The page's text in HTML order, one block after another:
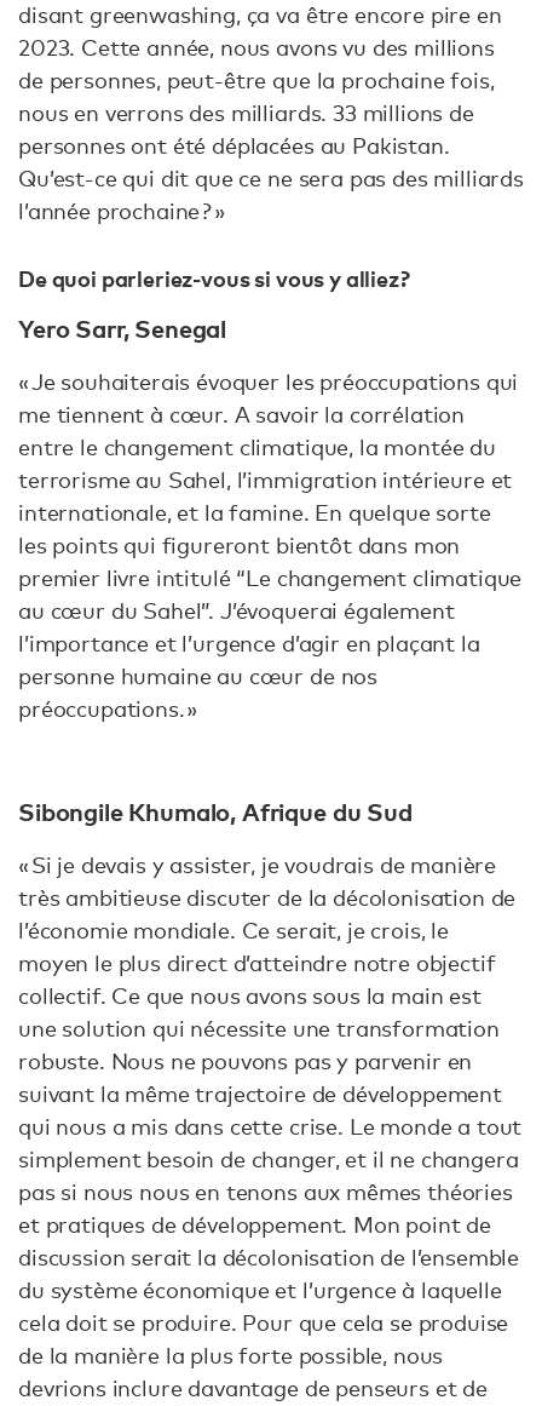
disant greenwashing, ça va être encore pire en
2023. Cette année, nous avons vu des millions
de personnes, peut-être que la prochaine fois,
nous en verrons des milliards. 33 millions de
personnes ont été déplacées au Pakistan.
Qu’est-ce qui dit que ce ne sera pas des milliards
l’année prochaine ? »
De quoi parleriez-vous si vous y alliez ?
Yero Sarr, Senegal
« Je souhaiterais évoquer les préoccupations qui
me tiennent à cœur. A savoir la corrélation
entre le changement climatique, la montée du
terrorisme au Sahel, l’immigration intérieure et
internationale, et la famine. En quelque sorte
les points qui figureront bientôt dans mon
premier livre intitulé “Le changement climatique
au cœur du Sahel”. J’évoquerai également
l’importance et l’urgence d’agir en plaçant la
personne humaine au cœur de nos
préoccupations. »
Sibongile Khumalo, Afrique du Sud
« Si je devais y assister, je voudrais de manière
très ambitieuse discuter de la décolonisation de
l’économie mondiale. Ce serait, je crois, le
moyen le plus direct d’atteindre notre objectif
collectif. Ce que nous avons sous la main est
une solution qui nécessite une transformation
robuste. Nous ne pouvons pas y parvenir en
suivant la même trajectoire de développement
qui nous a mis dans cette crise. Le monde a tout
simplement besoin de changer, et il ne changera
pas si nous nous en tenons aux mêmes théories
et pratiques de développement. Mon point de
discussion serait la décolonisation de l’ensemble
du système économique et l’urgence à laquelle
cela doit se produire. Pour que cela se produise
de la manière la plus forte possible, nous
devrions inclure davantage de penseurs et de